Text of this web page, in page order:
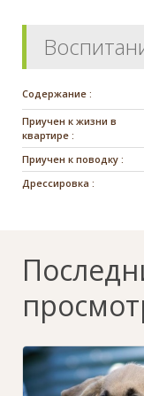
Содержание :
Приучен к жизни в
квартире :
Приучен к поводку :
Дрессировка :